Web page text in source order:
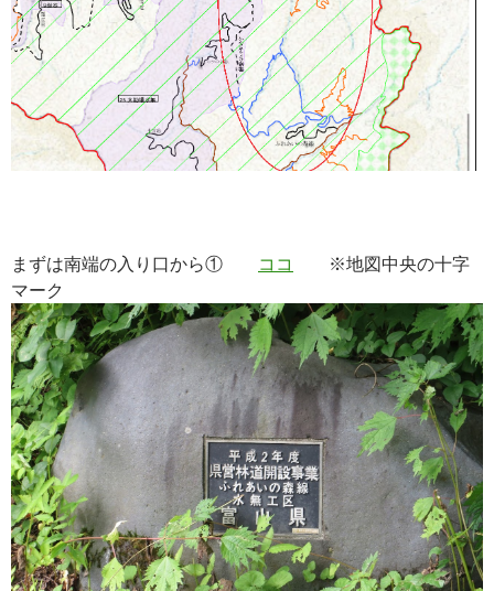
まずは南端の入り口から① ココ
※地図中央の十字
マーク